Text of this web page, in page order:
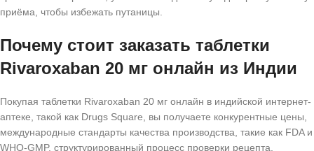
приёма, чтобы избежать путаницы.
Почему стоит заказать таблетки
Rivaroxaban 20 мг онлайн из Индии
Покупая таблетки Rivaroxaban 20 мг онлайн в индийской интернет-
аптеке, такой как Drugs Square, вы получаете конкурентные цены,
международные стандарты качества производства, такие как FDA и
WHO-GMP, структурированный процесс проверки рецепта,